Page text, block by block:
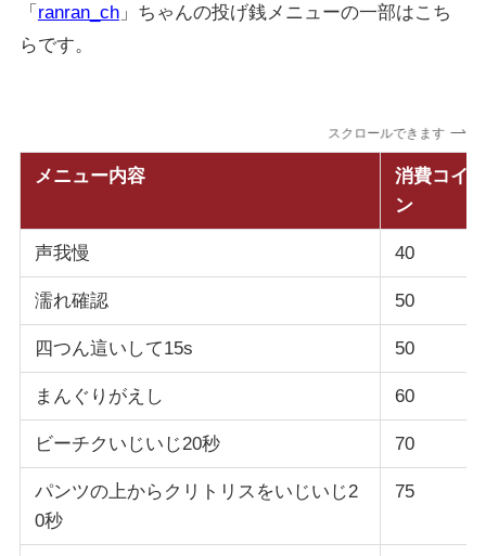
「 ranran_ch」ちゃんの投げ銭メニューの一部はこち
らです。
スクロールできます
メニュー内容
消費コイ
ン
声我慢 40
濡れ確認 50
四つん這いして15s 50
まんぐりがえし 60
ビーチクいじいじ20秒 70
パンツの上からクリトリスをいじいじ2
0秒
75